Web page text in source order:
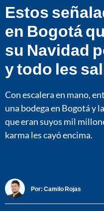
Estos
en Bogotá
su Navidad
y todo les
Con escalera en mano,
una bodega en Bogotá y
que eran suyos mil
karma les cayó encima.
Por: Camilo Rojas